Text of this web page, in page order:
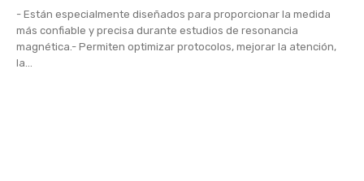
- Están especialmente diseñados para proporcionar la medida
más confiable y precisa durante estudios de resonancia
magnética.- Permiten optimizar protocolos, mejorar la atención,
la...